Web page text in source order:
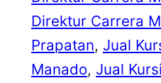
Direktur Carrera
Prapatan, Jual
Manado, Jual